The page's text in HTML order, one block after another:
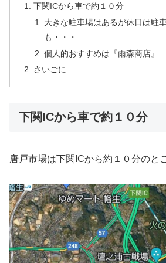
下関ICから車で約１０分
大きな駐車場はあるが休日は駐
も・・・
個人的おすすめは『雨森商店』
さいごに
下関ICから車で約１０分
唐戸市場は下関ICから約１０分のと